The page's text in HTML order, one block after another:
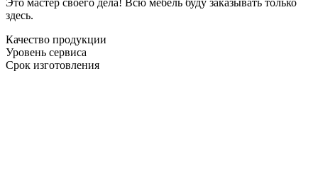
здесь.
Качество продукции
Уровень сервиса
Срок изготовления